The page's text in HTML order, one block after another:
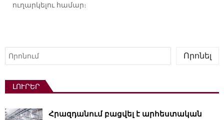
ուղարկելու համար։
Որոնել
Որոնել
ԼՈՒՐԵՐ
Հրազդանում բացվել է արհեստական ​​